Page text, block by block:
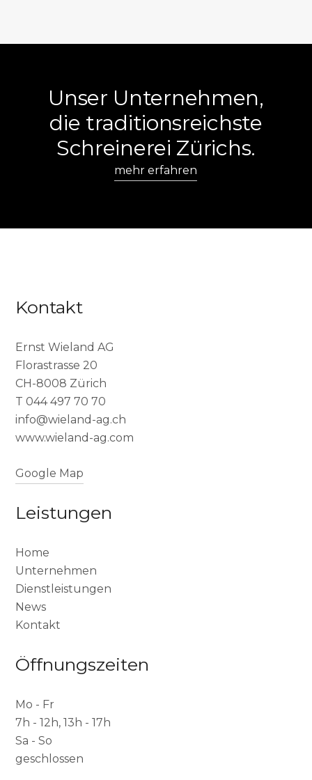
Unser Unternehmen,
die traditionsreichste
Schreinerei Zürichs.
mehr erfahren
Kontakt
Ernst Wieland AG
Florastrasse 20
CH-8008 Zürich
T 044 497 70 70
info@wieland-ag.ch
www.wieland-ag.com
Google Map
Leistungen
Home
Unternehmen
Dienstleistungen
News
Kontakt
Öffnungszeiten
Mo - Fr
7h - 12h, 13h - 17h
Sa - So
geschlossen